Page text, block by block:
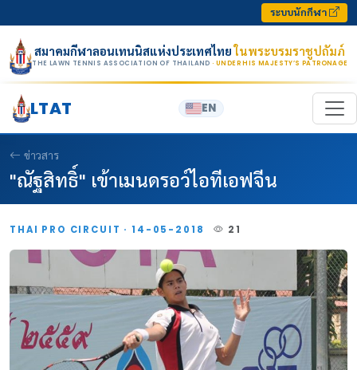
ระบบนักกีฬา
สมาคมกีฬาลอนเทนนิสแห่งประเทศไทยในพระบรมราชูปถัมภ์
THE LAWN TENNIS ASSOCIATION OF THAILAND · UNDER HIS MAJESTY’S PATRONAGE
LTAT EN
ข่าวสาร
"ณัฐสิทธิ์" เข้าเมนดรอว์ไอทีเอฟจีน
THAI PRO CIRCUIT · 14-05-2018 21